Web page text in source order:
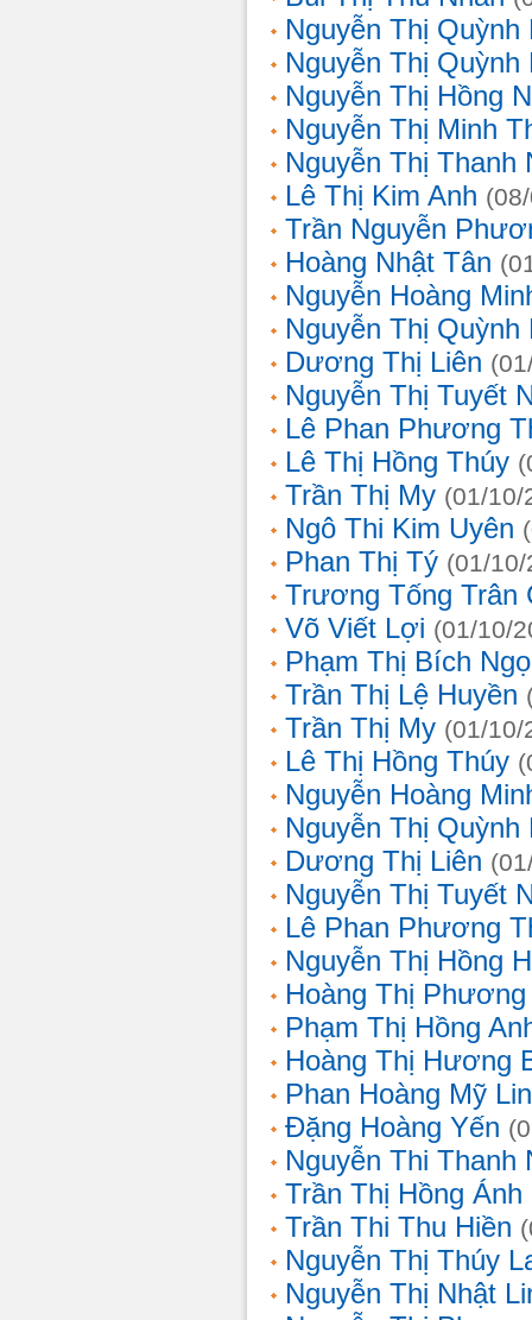
Nguyễn Thị Quỳnh
Nguyễn Thị Quỳnh
Nguyễn Thị Hồng
Nguyễn Thị Minh
Nguyễn Thị Thanh
Lê Thị Kim Anh
Trần Nguyễn
Hoàng Nhật Tân
Nguyễn Hoàng
Nguyễn Thị Quỳnh
Dương Thị Liên
Nguyễn Thị Tuyết
Lê Phan Phương
Lê Thị Hồng Thúy
Trần Thị My (01/10/
Ngô Thi Kim Uyên
Phan Thị Tý (01/
Trương Tống Trân
Võ Viết Lợi (01/10/
Phạm Thị Bích
Trần Thị Lệ Huyền
Trần Thị My (01/10/
Lê Thị Hồng Thúy
Nguyễn Hoàng
Nguyễn Thị Quỳnh
Dương Thị Liên
Nguyễn Thị Tuyết
Lê Phan Phương
Nguyễn Thị Hồng
Hoàng Thị Phương
Phạm Thị Hồng
Hoàng Thị Hương
Phan Hoàng Mỹ
Đặng Hoàng Yến
Nguyễn Thi Thanh
Trần Thị Hồng Ánh
Trần Thi Thu Hiền
Nguyễn Thị Thúy
Nguyễn Thị Nhật